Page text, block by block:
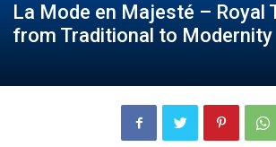
La Mode en Majesté – Royal
from Traditional to Modernity